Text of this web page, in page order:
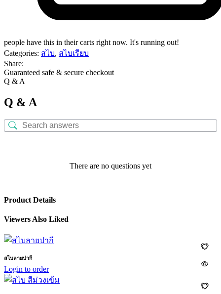
people have this in their carts right now. It's running out!
Categories: สไบ, สไบเรียบ
Share:
Guaranteed safe & secure checkout
Q & A
Q & A
There are no questions yet
Product Details
Viewers Also Liked
สไบลายปากี
Login to order